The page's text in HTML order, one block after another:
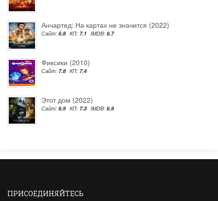
Анчартед: На картах не значится (2022)
Сайт: 6.8 КП: 7.1 IMDB: 6.7
Фиксики (2010)
Сайт: 7.8 КП: 7.4
Этот дом (2022)
Сайт: 6.9 КП: 7.3 IMDB: 6.9
ПРИСОЕДИНЯЙТЕСЬ